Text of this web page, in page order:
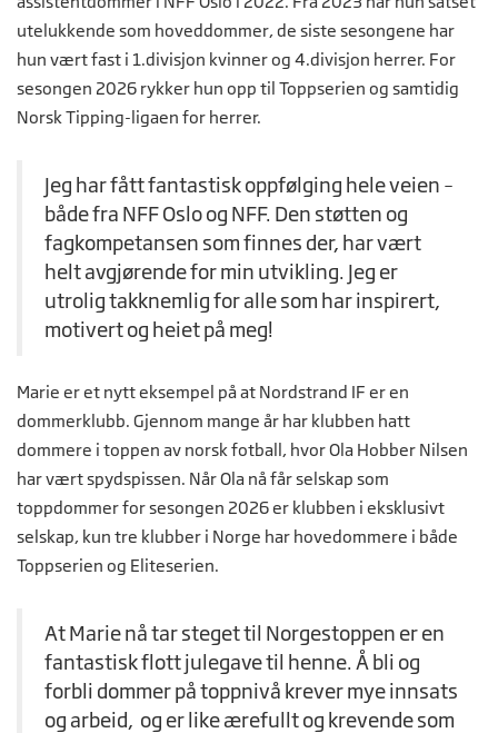
utelukkende som hoveddommer, de siste sesongene har
hun vært fast i 1.divisjon kvinner og 4.divisjon herrer. For
sesongen 2026 rykker hun opp til Toppserien og samtidig
Norsk Tipping-ligaen for herrer.
Jeg har fått fantastisk oppfølging hele veien –
både fra NFF Oslo og NFF. Den støtten og
fagkompetansen som finnes der, har vært
helt avgjørende for min utvikling. Jeg er
utrolig takknemlig for alle som har inspirert,
motivert og heiet på meg!
Marie er et nytt eksempel på at Nordstrand IF er en
dommerklubb. Gjennom mange år har klubben hatt
dommere i toppen av norsk fotball, hvor Ola Hobber Nilsen
har vært spydspissen. Når Ola nå får selskap som
toppdommer for sesongen 2026 er klubben i eksklusivt
selskap, kun tre klubber i Norge har hovedommere i både
Toppserien og Eliteserien.
At Marie nå tar steget til Norgestoppen er en
fantastisk flott julegave til henne. Å bli og
forbli dommer på toppnivå krever mye innsats
og arbeid, og er like ærefullt og krevende som